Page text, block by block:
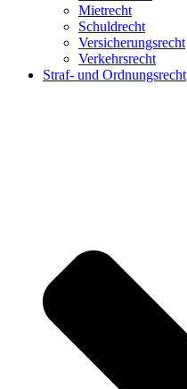
Mietrecht
Schuldrecht
Versicherungsrecht
Verkehrsrecht
Straf- und Ordnungsrecht